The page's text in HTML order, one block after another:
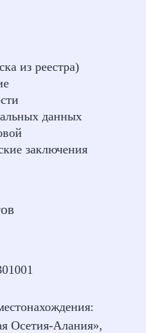
из реестра)
данных
заключения
Осетия-Алания»,